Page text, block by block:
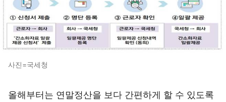
사진=국세청
올해부터는 연말정산을 보다 간편하게 할 수 있도록